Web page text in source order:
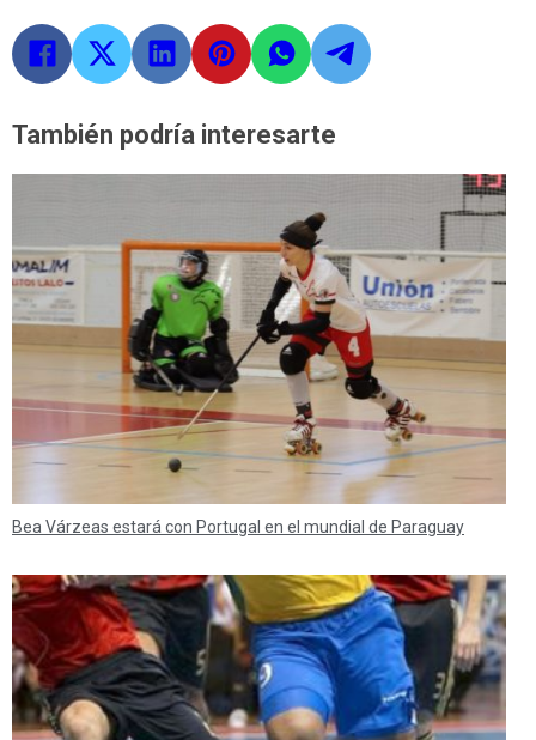
También podría interesarte
Bea Várzeas estará con Portugal en el mundial de Paraguay